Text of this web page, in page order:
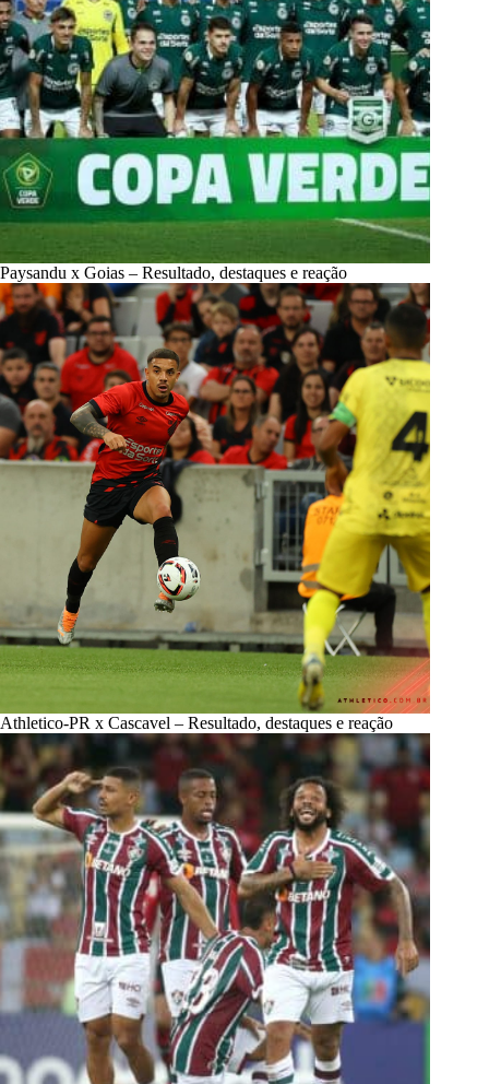
Paysandu x Goias – Resultado, destaques e reação
Athletico-PR x Cascavel – Resultado, destaques e reação